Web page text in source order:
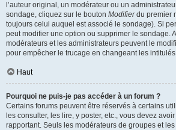
l’auteur original, un modérateur ou un
sondage, cliquez sur le bouton Modifierdu premier
toujours celui auquel est associé le sondage). Si
peut modifier une option ou supprimer le sondage.
modérateurs et les administrateurs peuvent le
pour empêcher le trucage en changeant les
Haut
Pourquoi ne puis-je pas accéder à un forum ?
Certains forums peuvent être réservés à certains
les consulter, les lire, y poster, etc., vous devez
rapportant. Seuls les modérateurs de groupes et